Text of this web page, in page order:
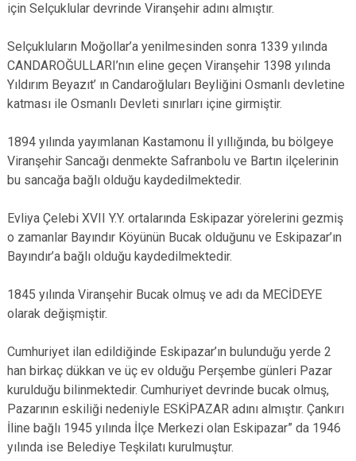
için Selçuklular devrinde Viranşehir adını almıştır.
Selçukluların Moğollar’a yenilmesinden sonra 1339 yılında
CANDAROĞULLARI’nın eline geçen Viranşehir 1398 yılında
Yıldırım Beyazıt’ ın Candaroğluları Beyliğini Osmanlı devletine
katması ile Osmanlı Devleti sınırları içine girmiştir.
1894 yılında yayımlanan Kastamonu İl yıllığında, bu bölgeye
Viranşehir Sancağı denmekte Safranbolu ve Bartın ilçelerinin
bu sancağa bağlı olduğu kaydedilmektedir.
Evliya Çelebi XVII Y.Y. ortalarında Eskipazar yörelerini gezmiş
o zamanlar Bayındır Köyünün Bucak olduğunu ve Eskipazar’ın
Bayındır’a bağlı olduğu kaydedilmektedir.
1845 yılında Viranşehir Bucak olmuş ve adı da MECİDEYE
olarak değişmiştir.
Cumhuriyet ilan edildiğinde Eskipazar’ın bulunduğu yerde 2
han birkaç dükkan ve üç ev olduğu Perşembe günleri Pazar
kurulduğu bilinmektedir. Cumhuriyet devrinde bucak olmuş,
Pazarının eskiliği nedeniyle ESKİPAZAR adını almıştır. Çankırı
İline bağlı 1945 yılında İlçe Merkezi olan Eskipazar” da 1946
yılında ise Belediye Teşkilatı kurulmuştur.